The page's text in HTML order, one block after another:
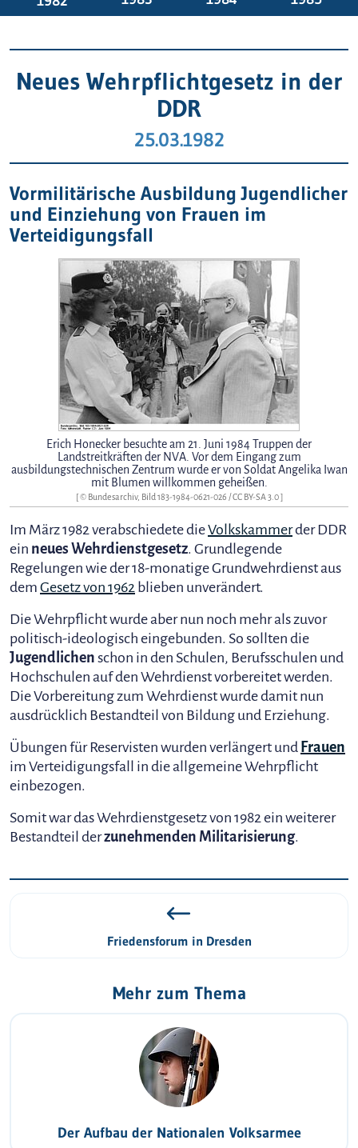
Neues Wehrpflichtgesetz in der
DDR
25.03.1982
Vormilitärische Ausbildung Jugendlicher
und Einziehung von Frauen im
Verteidigungsfall
Erich Honecker besuchte am 21. Juni 1984 Truppen der
Landstreitkräften der NVA. Vor dem Eingang zum
ausbildungstechnischen Zentrum wurde er von Soldat Angelika Iwan
mit Blumen willkommen geheißen.
[ © Bundesarchiv, Bild 183-1984-0621-026 /CC BY-SA 3.0]
Im März 1982 verabschiedete dieVolkskammerder DDR
ein neues Wehrdienstgesetz. Grundlegende
Regelungen wie der 18-monatige Grundwehrdienst aus
dem Gesetz von 1962 blieben unverändert.
Die Wehrpflicht wurde aber nun noch mehr als zuvor
politisch-ideologisch eingebunden. So sollten die
Jugendlichen schon in den Schulen, Berufsschulen und
Hochschulen auf den Wehrdienst vorbereitet werden.
Die Vorbereitung zum Wehrdienst wurde damit nun
ausdrücklich Bestandteil von Bildung und Erziehung.
Übungen für Reservisten wurden verlängert und Frauen
im Verteidigungsfall in die allgemeine Wehrpflicht
einbezogen.
Somit war das Wehrdienstgesetz von 1982 ein weiterer
Bestandteil derzunehmenden Militarisierung.
Friedensforum in Dresden
Mehr zum Thema
Der Aufbau der Nationalen Volksarmee